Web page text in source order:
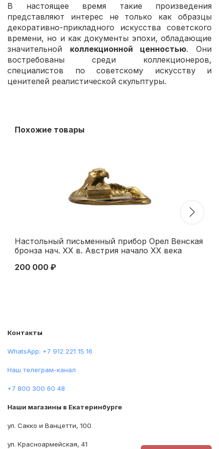
В настоящее время такие произведения
представляют интерес не только как образцы
декоративно-прикладного искусства советского
времени, но и как документы эпохи, обладающие
значительной коллекционной ценностью. Они
востребованы среди коллекционеров,
специалистов по советскому искусству и
ценителей реалистической скульптуры.
Похожие товары
Настольный письменный прибор Орел Венская
бронза нач. ХХ в. Австрия начало XX века
200 000 ₽
Контакты
WhatsApp: +7 912 221 15 16
Наш телеграм-канал
+7 800 300 60 48
Наши магазины в Екатеринбурге
ул. Сакко и Ванцетти, 100
ул. Красноармейская, 41